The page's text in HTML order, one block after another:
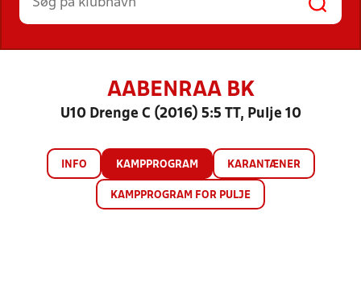
AABENRAA BK
U10 Drenge C (2016) 5:5 TT, Pulje 10
INFO KAMPPROGRAM KARANTÆNER
KAMPPROGRAM FOR PULJE